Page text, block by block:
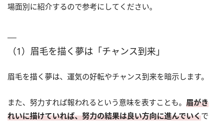
場面別に紹介するので参考にしてください。
（1）眉毛を描く夢は「チャンス到来」
眉毛を描く夢は、運気の好転やチャンス到来を暗示します。
また、努力すれば報われるという意味を表すことも。 眉がき
れいに描けていれば、努力の結果は良い方向に進んでいくで